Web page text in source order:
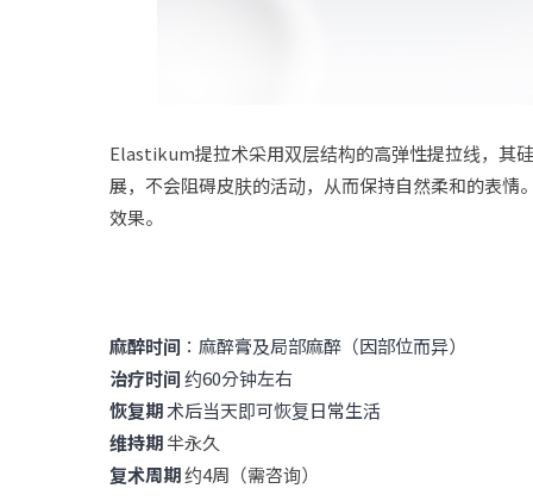
Elastikum提拉术采用双层结构的高弹性提拉线，其
展，不会阻碍皮肤的活动，从而保持自然柔和的表
效果。
麻醉时间 ： 麻醉膏及局部麻醉（因部位而异）
治疗时间约60分钟左右
恢复期术后当天即可恢复日常生活
维持期半永久
复术周期约4周（需咨询）